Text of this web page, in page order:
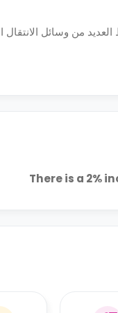
من وسائل
There is a 2%